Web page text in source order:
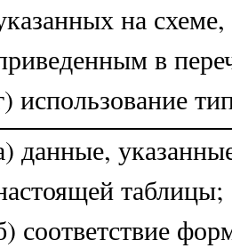
на
в
использование
данные,
таблицы;
соответствие